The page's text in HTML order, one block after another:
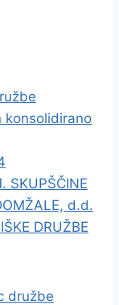
konsolidirano
SKUPŠČINE
d.d.
DRUŽBE
družbe